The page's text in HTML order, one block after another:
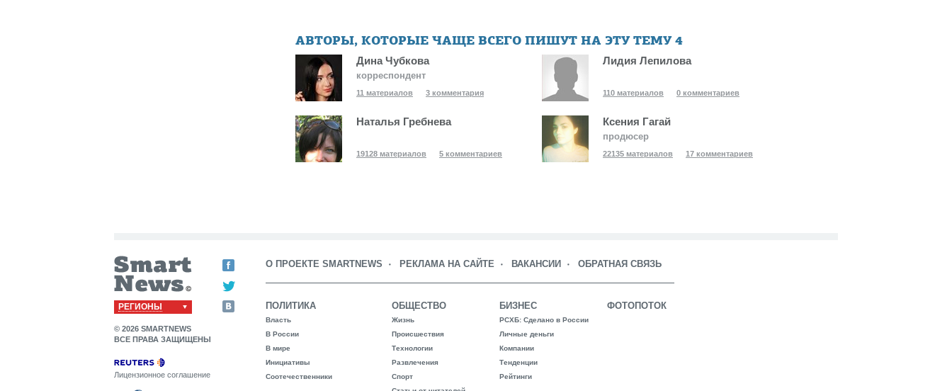
АВТОРЫ, КОТОРЫЕ ЧАЩЕ ВСЕГО ПИШУТ НА ЭТУ ТЕМУ4
Дина Чубкова
корреспондент
11 материалов 3 комментария
Наталья Гребнева
19128 материалов 5 комментариев
Лидия Лепилова
110 материалов 0 комментариев
Ксения Гагай
продюсер
22135 материалов 17 комментариев
РЕГИОНЫ
© 2026 SMARTNEWS
ВСЕ ПРАВА ЗАЩИЩЕНЫ
Лицензионное соглашение
О ПРОЕКТЕ SMARTNEWS РЕКЛАМА НА САЙТЕ ВАКАНСИИ ОБРАТНАЯ СВЯЗЬ
ПОЛИТИКА
Власть
В России
В мире
Инициативы
Соотечественники
ОБЩЕСТВО
Жизнь
Происшествия
Технологии
Развлечения
Спорт
БИЗНЕС
РСХБ: Сделано в России
Личные деньги
Компании
Тенденции
Рейтинги
ФОТОПОТОК